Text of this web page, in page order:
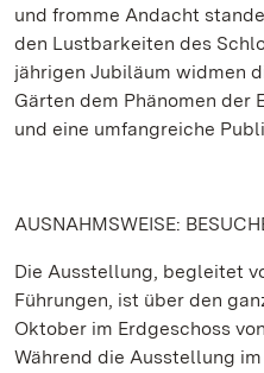
und fromme Andacht
den Lustbarkeiten des
jährigen Jubiläum widmen
Gärten dem Phänomen der
und eine umfangreiche
AUSNAHMSWEISE:
Die Ausstellung, begleitet
Führungen, ist über den
Oktober im Erdgeschoss
Während die Ausstellung